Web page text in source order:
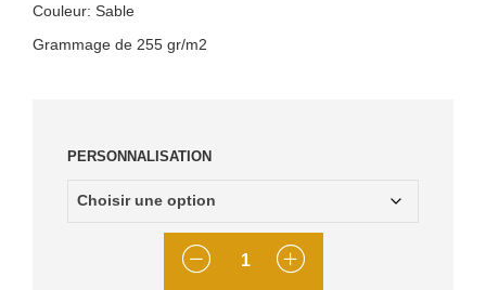
Couleur: Sable
Grammage de 255 gr/m2
PERSONNALISATION
QUANTITÉ